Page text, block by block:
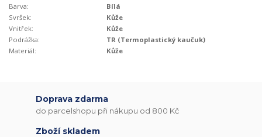
Barva:
Bílá
Svršek:
Kůže
Vnitřek:
Kůže
Podrážka:
TR (Termoplastický kaučuk)
Materiál:
Kůže
Doprava zdarma
do parcelshopu při nákupu od 800 Kč
Zboží skladem